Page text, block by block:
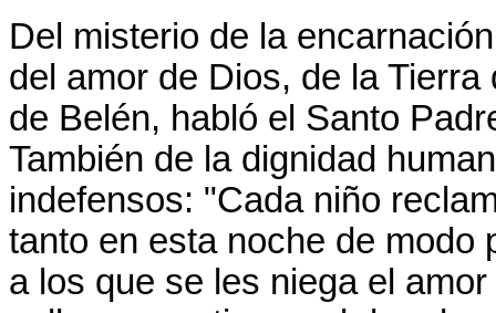
Del misterio de la
del amor de Dios, de la Tierra
de Belén, habló el Santo
También de la dignidad
indefensos: "Cada niño
tanto en esta noche de modo
a los que se les niega el